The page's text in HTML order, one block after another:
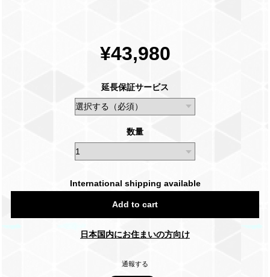
¥43,980
延長保証サービス
数量
International shipping available
Add to cart
日本国内にお住まいの方向け
通報する